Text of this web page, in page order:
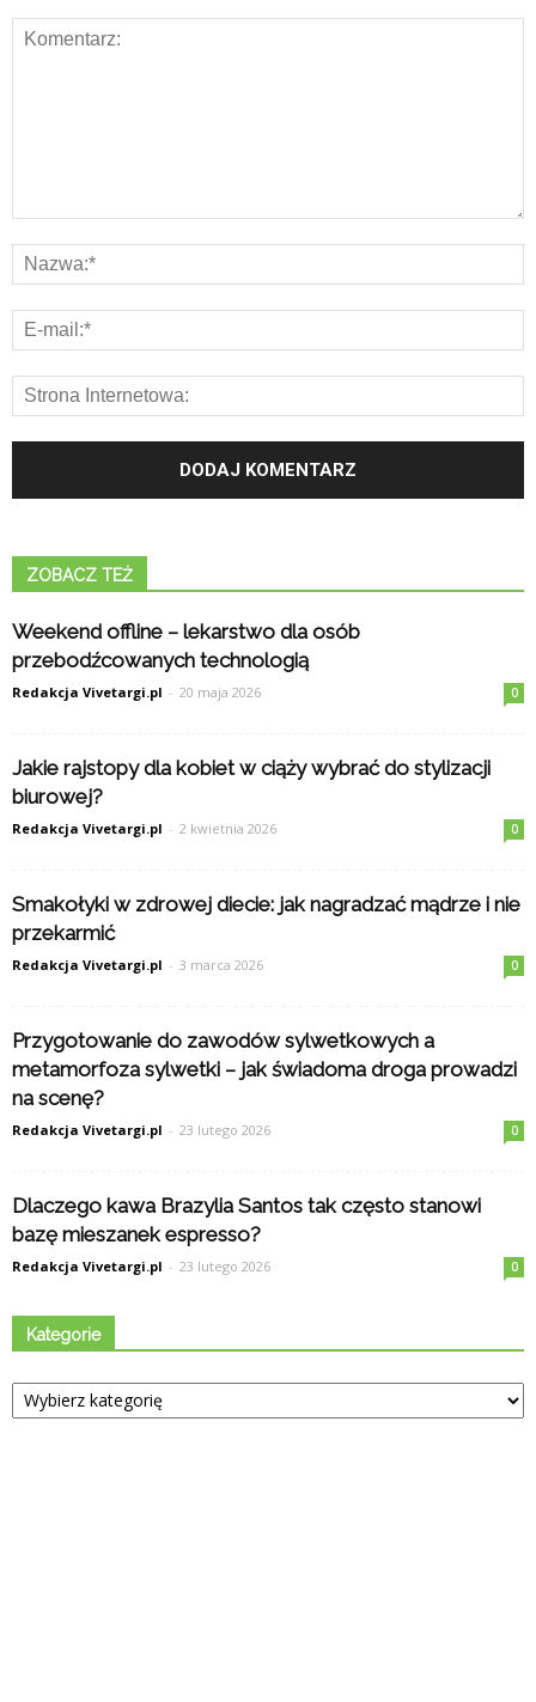
ZOBACZ TEŻ
Weekend offline – lekarstwo dla osób
przebodźcowanych technologią
Redakcja Vivetargi.pl - 20 maja 2026 0
Jakie rajstopy dla kobiet w ciąży wybrać do stylizacji
biurowej?
Redakcja Vivetargi.pl - 2 kwietnia 2026 0
Smakołyki w zdrowej diecie: jak nagradzać mądrze i nie
przekarmić
Redakcja Vivetargi.pl - 3 marca 2026 0
Przygotowanie do zawodów sylwetkowych a
metamorfoza sylwetki – jak świadoma droga prowadzi
na scenę?
Redakcja Vivetargi.pl - 23 lutego 2026 0
Dlaczego kawa Brazylia Santos tak często stanowi
bazę mieszanek espresso?
Redakcja Vivetargi.pl - 23 lutego 2026 0
Kategorie
Kategorie